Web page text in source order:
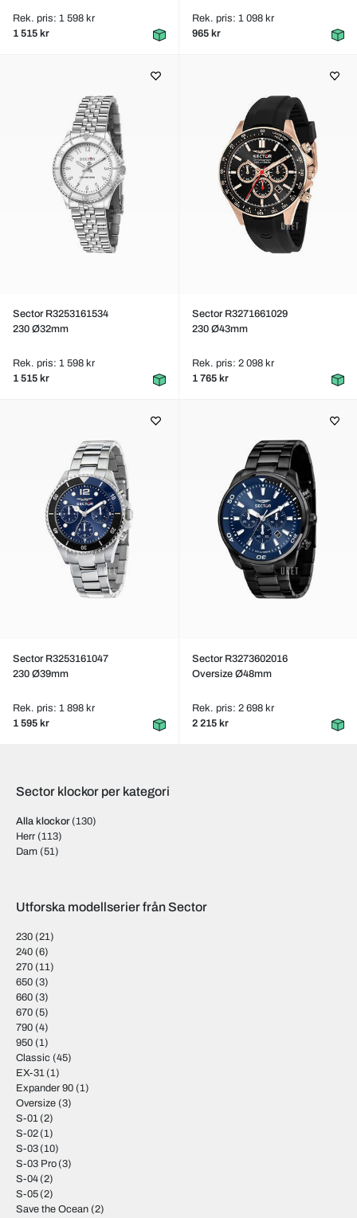
Rek. pris: 1 598 kr
1 515 kr
Rek. pris: 1 098 kr
965 kr
Sector R3253161534
230 Ø32mm
Rek. pris: 1 598 kr
1 515 kr
Sector R3271661029
230 Ø43mm
Rek. pris: 2 098 kr
1 765 kr
Sector R3253161047
230 Ø39mm
Rek. pris: 1 898 kr
1 595 kr
Sector R3273602016
Oversize Ø48mm
Rek. pris: 2 698 kr
2 215 kr
Sector klockor per kategori
Alla klockor(130)
Herr (113)
Dam (51)
Utforska modellserier från Sector
230 (21)
240 (6)
270 (11)
650 (3)
660 (3)
670 (5)
790 (4)
950 (1)
Classic (45)
EX-31(1)
Expander 90 (1)
Oversize (3)
S-01(2)
S-02(1)
S-03(10)
S-03 Pro(3)
S-04(2)
S-05(2)
Save the Ocean (2)